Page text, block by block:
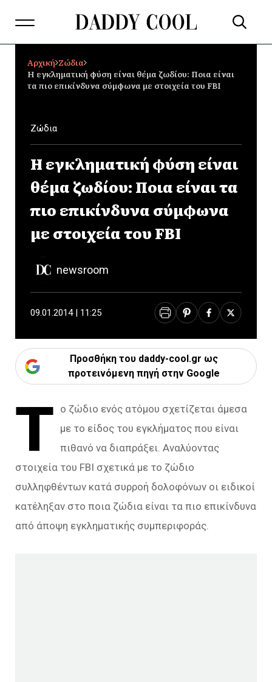
Αρχική Ζώδια
Η εγκληματική φύση είναι θέμα ζωδίου: Ποια είναι
τα πιο επικίνδυνα σύμφωνα με στοιχεία του FBI
Ζώδια
Η εγκληματική φύση είναι
θέμα ζωδίου: Ποια είναι τα
πιο επικίνδυνα σύμφωνα
με στοιχεία του FBI
newsroom
09.01.2014 | 11:25
Προσθήκη του daddy-cool.gr ως
προτεινόμενη πηγή στην Google
Τ ο ζώδιο ενός ατόμου σχετίζεται άμεσα
με το είδος του εγκλήματος που είναι
πιθανό να διαπράξει. Αναλύοντας
στοιχεία του FBI σχετικά με το ζώδιο
συλληφθέντων κατά συρροή δολοφόνων οι ειδικοί
κατέληξαν στο ποια ζώδια είναι τα πιο επικίνδυνα
από άποψη εγκληματικής συμπεριφοράς.